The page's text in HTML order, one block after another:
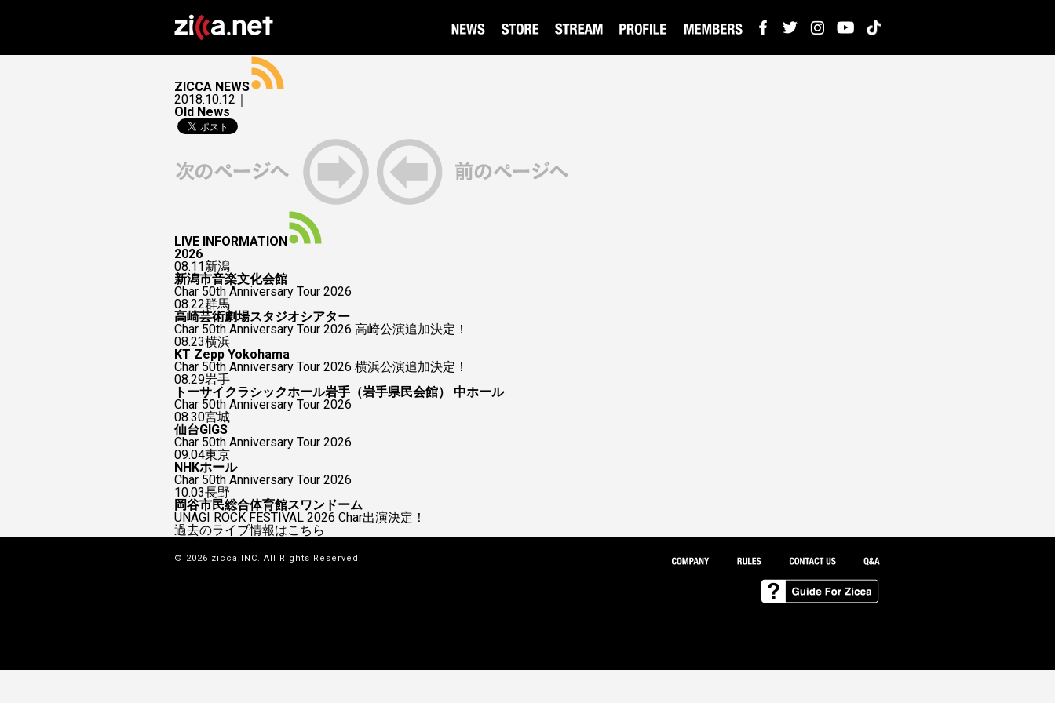
ZICCA NEWS
2018.10.12｜
Old News
LIVE INFORMATION
2026
08.11新潟
新潟市音楽文化会館
Char 50th Anniversary Tour 2026
08.22群馬
高崎芸術劇場スタジオシアター
Char 50th Anniversary Tour 2026 高崎公演追加決定！
08.23横浜
KT Zepp Yokohama
Char 50th Anniversary Tour 2026 横浜公演追加決定！
08.29岩手
トーサイクラシックホール岩手（岩手県民会館） 中ホール
Char 50th Anniversary Tour 2026
08.30宮城
仙台GIGS
Char 50th Anniversary Tour 2026
09.04東京
NHKホール
Char 50th Anniversary Tour 2026
10.03長野
岡谷市民総合体育館スワンドーム
UNAGI ROCK FESTIVAL 2026 Char出演決定！
過去のライブ情報はこちら
© 2026 zicca.INC. All Rights Reserved.